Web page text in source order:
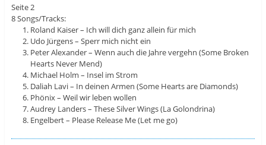
Seite 2
8 Songs/Tracks:
Roland Kaiser – Ich will dich ganz allein für mich
Udo Jürgens – Sperr mich nicht ein
Peter Alexander – Wenn auch die Jahre vergehn (Some Broken
Hearts Never Mend)
Michael Holm – Insel im Strom
Daliah Lavi – In deinen Armen (Some Hearts are Diamonds)
Phönix – Weil wir leben wollen
Audrey Landers – These Silver Wings (La Golondrina)
Engelbert – Please Release Me (Let me go)